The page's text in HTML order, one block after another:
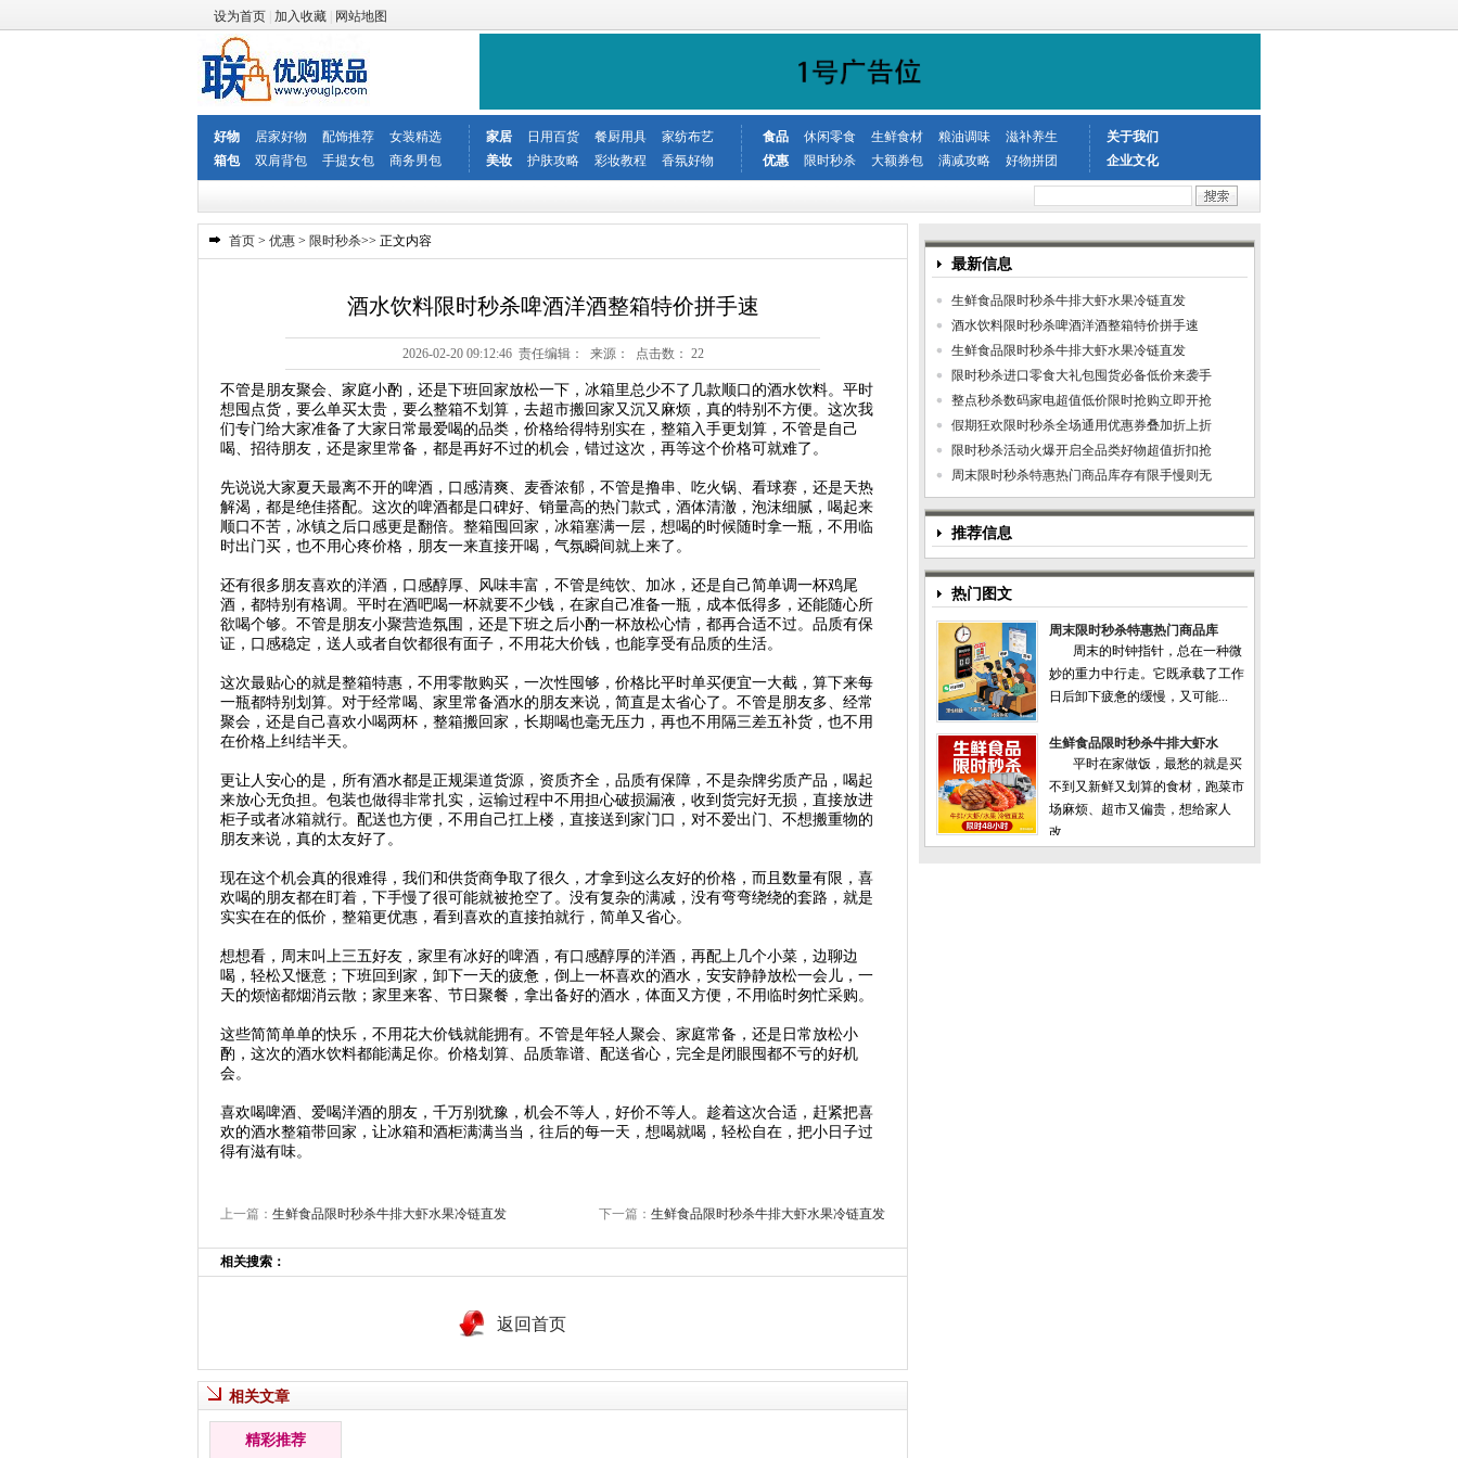
设为首页 加入收藏 网站地图
好物 居家好物 配饰推荐 女装精选 家居 日用百货 餐厨用具 家纺布艺 食品 休闲零食 生鲜食材 粮油调味 滋补养生
关于我们
箱包
双肩背包 手提女包 商务男包 美妆 护肤攻略 彩妆教程 香氛好物 优惠 限时秒杀 大额券包 满减攻略 好物拼团 企业文化
首页 > 优惠 > 限时秒杀>> 正文内容
酒水饮料限时秒杀啤酒洋酒整箱特价拼手速
2026-02-20 09:12:46 责任编辑： 来源： 点击数： 22
不管是朋友聚会、家庭小酌，还是下班回家放松一下，冰箱里总少不了几款顺口的酒水饮料。平时
想囤点货，要么单买太贵，要么整箱不划算，去超市搬回家又沉又麻烦，真的特别不方便。这次我
们专门给大家准备了大家日常最爱喝的品类，价格给得特别实在，整箱入手更划算，不管是自己
喝、招待朋友，还是家里常备，都是再好不过的机会，错过这次，再等这个价格可就难了。
先说说大家夏天最离不开的啤酒，口感清爽、麦香浓郁，不管是撸串、吃火锅、看球赛，还是天热
解渴，都是绝佳搭配。这次的啤酒都是口碑好、销量高的热门款式，酒体清澈，泡沫细腻，喝起来
顺口不苦，冰镇之后口感更是翻倍。整箱囤回家，冰箱塞满一层，想喝的时候随时拿一瓶，不用临
时出门买，也不用心疼价格，朋友一来直接开喝，气氛瞬间就上来了。
还有很多朋友喜欢的洋酒，口感醇厚、风味丰富，不管是纯饮、加冰，还是自己简单调一杯鸡尾
酒，都特别有格调。平时在酒吧喝一杯就要不少钱，在家自己准备一瓶，成本低得多，还能随心所
欲喝个够。不管是朋友小聚营造氛围，还是下班之后小酌一杯放松心情，都再合适不过。品质有保
证，口感稳定，送人或者自饮都很有面子，不用花大价钱，也能享受有品质的生活。
这次最贴心的就是整箱特惠，不用零散购买，一次性囤够，价格比平时单买便宜一大截，算下来每
一瓶都特别划算。对于经常喝、家里常备酒水的朋友来说，简直是太省心了。不管是朋友多、经常
聚会，还是自己喜欢小喝两杯，整箱搬回家，长期喝也毫无压力，再也不用隔三差五补货，也不用
在价格上纠结半天。
更让人安心的是，所有酒水都是正规渠道货源，资质齐全，品质有保障，不是杂牌劣质产品，喝起
来放心无负担。包装也做得非常扎实，运输过程中不用担心破损漏液，收到货完好无损，直接放进
柜子或者冰箱就行。配送也方便，不用自己扛上楼，直接送到家门口，对不爱出门、不想搬重物的
朋友来说，真的太友好了。
现在这个机会真的很难得，我们和供货商争取了很久，才拿到这么友好的价格，而且数量有限，喜
欢喝的朋友都在盯着，下手慢了很可能就被抢空了。没有复杂的满减，没有弯弯绕绕的套路，就是
实实在在的低价，整箱更优惠，看到喜欢的直接拍就行，简单又省心。
想想看，周末叫上三五好友，家里有冰好的啤酒，有口感醇厚的洋酒，再配上几个小菜，边聊边
喝，轻松又惬意；下班回到家，卸下一天的疲惫，倒上一杯喜欢的酒水，安安静静放松一会儿，一
天的烦恼都烟消云散；家里来客、节日聚餐，拿出备好的酒水，体面又方便，不用临时匆忙采购。
这些简简单单的快乐，不用花大价钱就能拥有。不管是年轻人聚会、家庭常备，还是日常放松小
酌，这次的酒水饮料都能满足你。价格划算、品质靠谱、配送省心，完全是闭眼囤都不亏的好机
会。
喜欢喝啤酒、爱喝洋酒的朋友，千万别犹豫，机会不等人，好价不等人。趁着这次合适，赶紧把喜
欢的酒水整箱带回家，让冰箱和酒柜满满当当，往后的每一天，想喝就喝，轻松自在，把小日子过
得有滋有味。
上一篇： 生鲜食品限时秒杀牛排大虾水果冷链直发 下一篇： 生鲜食品限时秒杀牛排大虾水果冷链直发
相关搜索：
返回首页
相关文章
精彩推荐
最新信息
生鲜食品限时秒杀牛排大虾水果冷链直发
酒水饮料限时秒杀啤酒洋酒整箱特价拼手速
生鲜食品限时秒杀牛排大虾水果冷链直发
限时秒杀进口零食大礼包囤货必备低价来袭手
整点秒杀数码家电超值低价限时抢购立即开抢
假期狂欢限时秒杀全场通用优惠券叠加折上折
限时秒杀活动火爆开启全品类好物超值折扣抢
周末限时秒杀特惠热门商品库存有限手慢则无
推荐信息
热门图文
周末限时秒杀特惠热门商品库
周末的时钟指针，总在一种微
妙的重力中行走。它既承载了工作
日后卸下疲惫的缓慢，又可能...
生鲜食品限时秒杀牛排大虾水
平时在家做饭，最愁的就是买
不到又新鲜又划算的食材，跑菜市
场麻烦、超市又偏贵，想给家人
改...